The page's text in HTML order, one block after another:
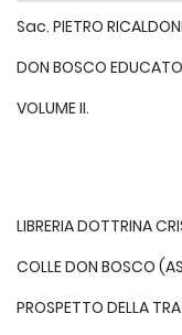
Sac. PIETRO
DON BOSCO
VOLUME II.
LIBRERIA DOTTRINA
COLLE DON BOSCO
PROSPETTO DELLA